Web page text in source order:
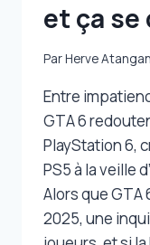
et ça se
ParHerve
Entre
GTA 6
PlayStation 6,
PS5 à la veille
Alors que
2025, une